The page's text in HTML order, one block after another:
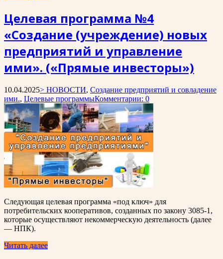
Целевая программа №4
«Создание (учреждение) новых
предприятий и управление
ими». («Прямые инвесторы»)
10.04.2025> НОВОСТИ, Создание предприятий и совладение
ими., Целевые программыКомментарии: 0
Следующая целевая программа «под ключ» для
потребительских кооперативов, созданных по закону 3085-1,
которые осуществляют некоммерческую деятельность (далее
— НПК).
Читать далее